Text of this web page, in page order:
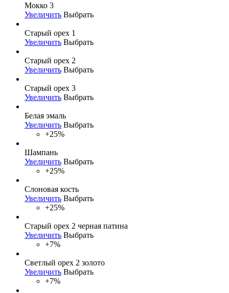
Мокко 3
Увеличить Выбрать
Старый орех 1
Увеличить Выбрать
Старый орех 2
Увеличить Выбрать
Старый орех 3
Увеличить Выбрать
Белая эмаль
Увеличить Выбрать
+25%
Шампань
Увеличить Выбрать
+25%
Слоновая кость
Увеличить Выбрать
+25%
Старый орех 2 черная патина
Увеличить Выбрать
+7%
Светлый орех 2 золото
Увеличить Выбрать
+7%